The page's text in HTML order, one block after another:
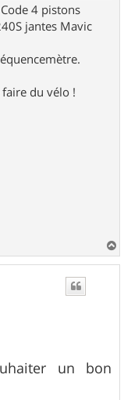
4 pistons
jantes Mavic
du vélo !
a
un bon